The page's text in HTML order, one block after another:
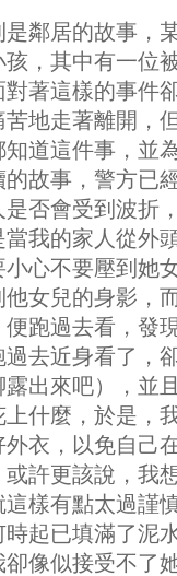
鄰居的故事，
，其中有一位
著這樣的事件
地走著離開，
道這件事，並
故事，警方已
否會受到波折
我的家人從外
心不要壓到她
女兒的身影，
跑過去看，發
去近身看了，
出來吧），並
什麼，於是，
衣，以免自己
許更該說，我
樣有點太過謹
起已填滿了泥
像似接受不了